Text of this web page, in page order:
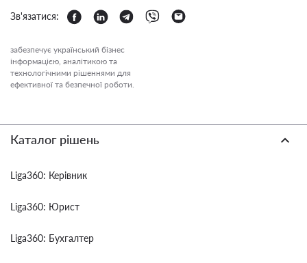
Зв'язатися:
забезпечує український бізнес
інформацією, аналітикою та
технологічними рішеннями для
ефективної та безпечної роботи.
Каталог рішень
Liga360: Керівник
Liga360: Юрист
Liga360: Бухгалтер